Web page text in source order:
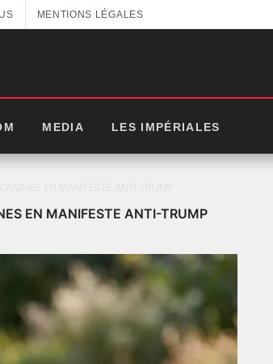
MENTIONS LÉGALES
MEDIA LES IMPÉRIALES
EN MANIFESTE ANTI-TRUMP